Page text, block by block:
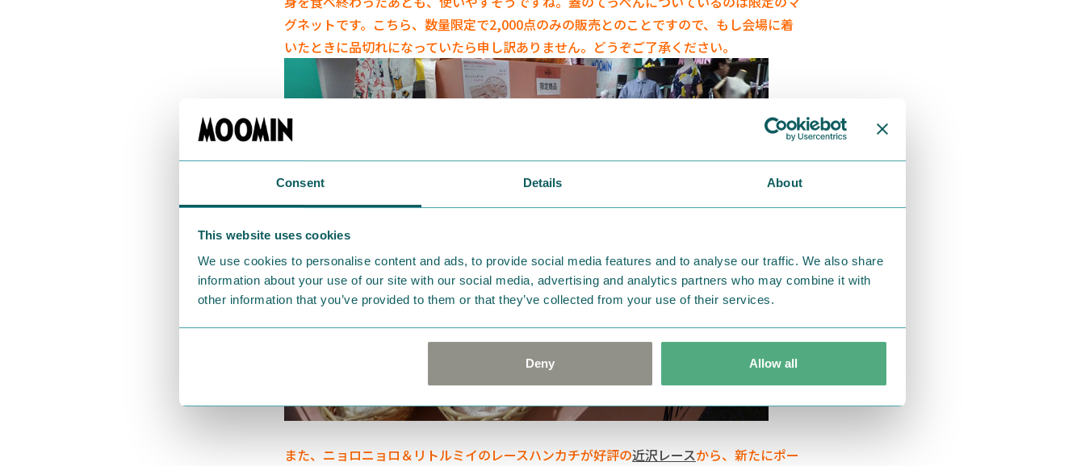
Consent Details About
This website uses cookies
We use cookies to personalise content and ads, to provide social media features and to analyse our traffic. We also share
information about your use of our site with our social media, advertising and analytics partners who may combine it with
other information that you’ve provided to them or that they’ve collected from your use of their services.
Deny Allow all
グネットです。こちら、数量限定で2,000点のみの販売とのことですので、もし会場に着
いたときに品切れになっていたら申し訳ありません。どうぞご了承ください。
また、ニョロニョロ＆リトルミイのレースハンカチが好評の近沢レースから、新たにポー